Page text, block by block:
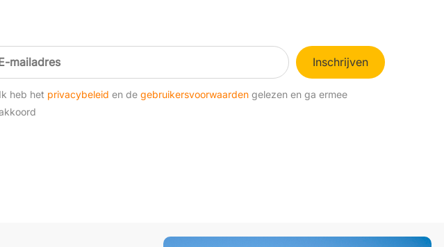
Inschrijven
Ik heb het privacybeleid en degebruikersvoorwaarden gelezen en ga ermee